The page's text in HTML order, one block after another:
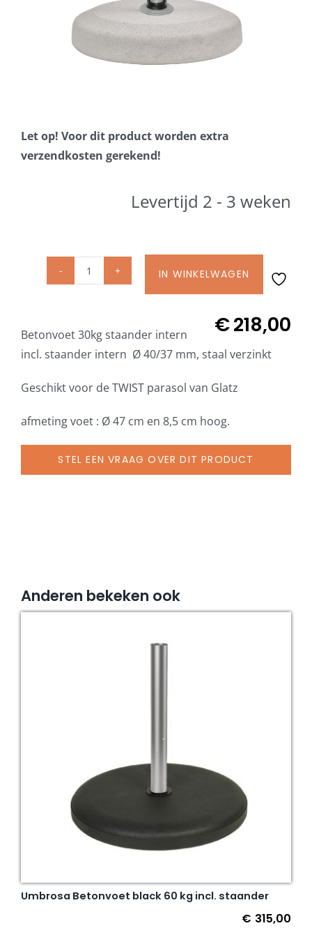
Snel leverbaar
Parasolvoeten
Beschermhoezen
Glatz parasoldoeken
Glatz stofstalen collectie Sampleboeken
Onze merken
Let op! Voor dit product worden extra
verzendkosten gerekend!
Levertijd 2 - 3 weken
Glatz
30
kg
staander
intern
40/37
mm,
IN WINKELWAGEN
€218,00
Betonvoet 30kg staander intern
incl. staander intern Ø 40/37 mm, staal verzinkt
Geschikt voor de TWIST parasol van Glatz
afmeting voet : Ø 47 cm en 8,5 cm hoog.
STEL EEN VRAAG OVER DIT PRODUCT
Anderen bekeken ook
Umbrosa Betonvoet black 60 kg incl. staander
€ 315,00